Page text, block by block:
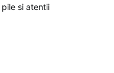
si atentii